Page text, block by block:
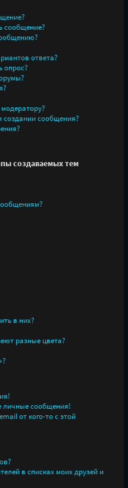
сообщение?
ответа?
опрос?
создании сообщения?
создаваемых тем
в них?
разные цвета?
личные сообщения!
от кого-то с этой
в списках моих друзей и